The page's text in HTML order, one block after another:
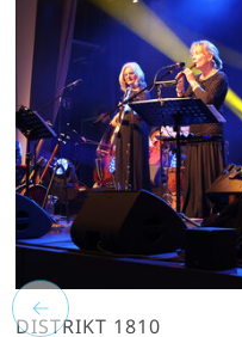
DISTRIKT 1810